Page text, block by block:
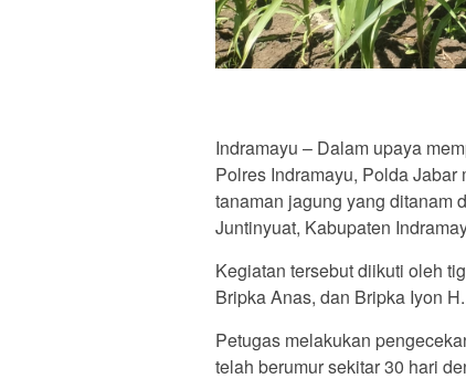
Indramayu – Dalam upaya
Polres Indramayu, Polda
tanaman jagung yang ditanam
Juntinyuat, Kabupaten
Kegiatan tersebut diikuti oleh
Bripka Anas, dan Bripka Iyon H.
Petugas melakukan
telah berumur sekitar 30 hari